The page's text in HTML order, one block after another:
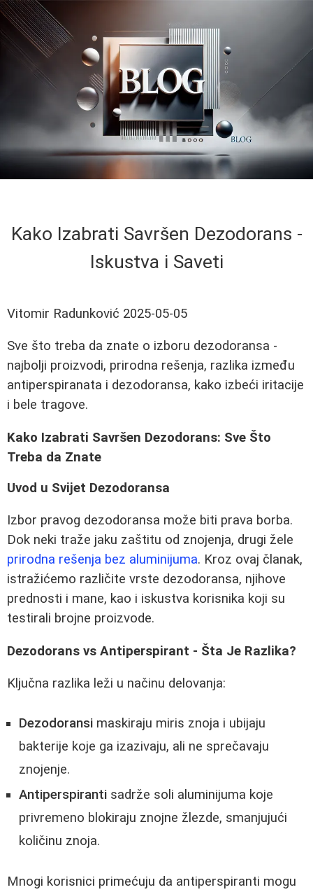
Kako Izabrati Savršen Dezodorans -
Iskustva i Saveti
Vitomir Radunković 2025-05-05
Sve što treba da znate o izboru dezodoransa -
najbolji proizvodi, prirodna rešenja, razlika između
antiperspiranata i dezodoransa, kako izbeći iritacije
i bele tragove.
Kako Izabrati Savršen Dezodorans: Sve Što
Treba da Znate
Uvod u Svijet Dezodoransa
Izbor pravog dezodoransa može biti prava borba.
Dok neki traže jaku zaštitu od znojenja, drugi žele
prirodna rešenja bez aluminijuma. Kroz ovaj članak,
istražićemo različite vrste dezodoransa, njihove
prednosti i mane, kao i iskustva korisnika koji su
testirali brojne proizvode.
Dezodorans vs Antiperspirant - Šta Je Razlika?
Ključna razlika leži u načinu delovanja:
Dezodoransi maskiraju miris znoja i ubijaju
bakterije koje ga izazivaju, ali ne sprečavaju
znojenje.
Antiperspiranti sadrže soli aluminijuma koje
privremeno blokiraju znojne žlezde, smanjujući
količinu znoja.
Mnogi korisnici primećuju da antiperspiranti mogu